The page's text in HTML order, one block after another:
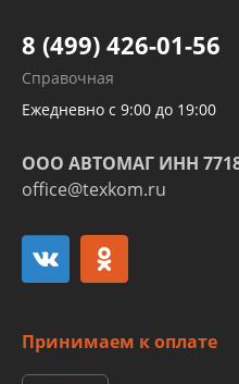
Развертка пайка медных
алюминиевых трубок и
8 (499) 426-01-56
Справочная
Ежедневно с 9:00 до 19:00
ООО АВТОМАГ ИНН
office@texkom.ru
Принимаем к оплате